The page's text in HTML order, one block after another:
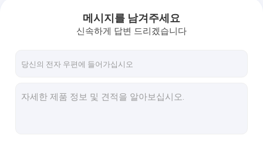
메시지를 남겨주세요
신속하게 답변 드리겠습니다